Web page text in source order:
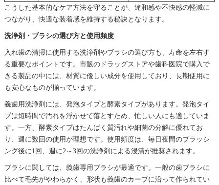
こうした基本的なケア方法を守ることが、違和感や不快感の軽減に
つながり、快適な装着感を維持する秘訣となります。
洗浄剤・ブラシの選び方と使用頻度
入れ歯の清掃に使用する洗浄剤やブラシの選び方も、寿命を左右す
る重要なポイントです。市販のドラッグストアや歯科医院で購入で
きる製品の中には、材質に優しい成分を使用しており、長期使用に
も安心なものが揃っています。
義歯用洗浄剤には、発泡タイプと酵素タイプがあります。発泡タイ
プは短時間で汚れを浮かせて落とすため、忙しい人にも適していま
す。一方、酵素タイプはたんぱく質汚れや細菌の分解に優れてお
り、週に数回の使用が理想です。使用頻度は、毎日夜間のブラッシ
ング後に1回、週に2～3回の洗浄剤による浸漬が推奨されます。
ブラシに関しては、義歯専用ブラシが最適です。一般の歯ブラシに
比べて毛先がやわらかく、形状も義歯のカーブに沿って作られてい